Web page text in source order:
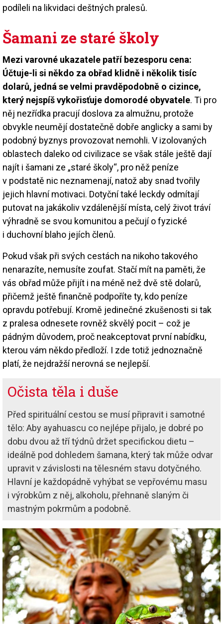
podíleli na likvidaci deštných pralesů.
Šamani ze staré školy
Mezi varovné ukazatele patří bezesporu cena:
Účtuje-li si někdo za obřad klidně i několik tisíc
dolarů, jedná se velmi pravděpodobně o cizince,
který nejspíš vykořisťuje domorodé obyvatele. Ti pro
něj nezřídka pracují doslova za almužnu, protože
obvykle neumějí dostatečně dobře anglicky a sami by
podobný byznys provozovat nemohli. V izolovaných
oblastech daleko od civilizace se však stále ještě dají
najít i šamani ze „staré školy“, pro něž peníze
v podstatě nic neznamenají, natož aby snad tvořily
jejich hlavní motivaci. Dotyční také leckdy odmítají
putovat na jakákoliv vzdálenější místa, celý život tráví
výhradně se svou komunitou a pečují o fyzické
i duchovní blaho jejích členů.
Pokud však při svých cestách na nikoho takového
nenarazíte, nemusíte zoufat. Stačí mít na paměti, že
vás obřad může přijít i na méně než dvě stě dolarů,
přičemž ještě finančně podpoříte ty, kdo peníze
opravdu potřebují. Kromě jedinečné zkušenosti si tak
z pralesa odnesete rovněž skvělý pocit – což je
pádným důvodem, proč neakceptovat první nabídku,
kterou vám někdo předloží. I zde totiž jednoznačně
platí, že nejdražší nerovná se nejlepší.
Očista těla i duše
Před spirituální cestou se musí připravit i samotné
tělo: Aby ayahuascu co nejlépe přijalo, je dobré po
dobu dvou až tří týdnů držet specifickou dietu –
ideálně pod dohledem šamana, který tak může odvar
upravit v závislosti na tělesném stavu dotyčného.
Hlavní je každopádně vyhýbat se vepřovému masu
i výrobkům z něj, alkoholu, přehnaně slaným či
mastným pokrmům a podobně.
Image